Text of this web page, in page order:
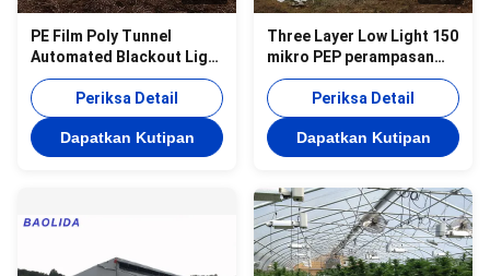
PE Film Poly Tunnel
Automated Blackout Light
Deprivation Greenhouse
Untuk HerbalPeriksa Detail
Dapatkan Kutipan
Three Layer Low Light 150
mikro PEP perampasan
cahaya rumah kaca
Periksa Detail
Dapatkan Kutipan